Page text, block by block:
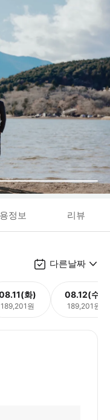
정보 리뷰
다른날짜
화)
189,201원
08.12(수)
189,201원